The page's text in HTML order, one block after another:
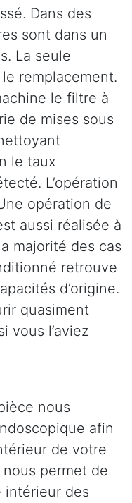
Dans des
sont dans un
La seule
remplacement.
le filtre à
de mises sous
le taux
L’opération
opération de
aussi réalisée à
majorité des cas
retrouve
d’origine.
quasiment
vous l’aviez
nous
afin
de votre
permet de
intérieur des